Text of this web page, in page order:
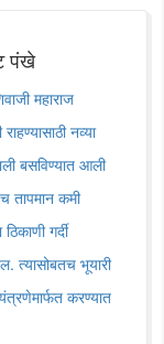
पंखे
महाराज
नव्या
बसविण्यात आली
तापमान कमी
गर्दी
त्यासोबतच भूयारी
करण्यात